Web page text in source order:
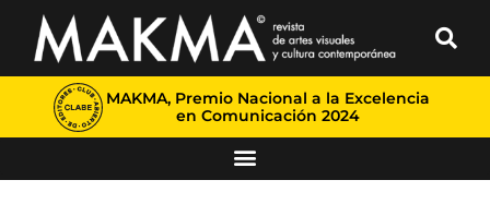
MAKMA, Premio Nacional a la Excelencia
en Comunicación 2024